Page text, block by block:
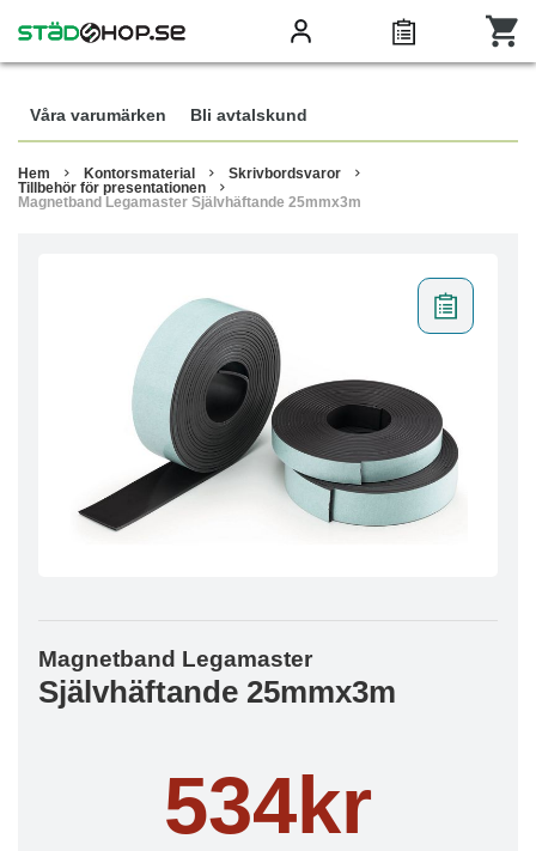
Våra varumärken Bli avtalskund
Hem Kontorsmaterial
Skrivbordsvaror
Tillbehör för presentationen
Magnetband Legamaster Självhäftande 25mmx3m
Magnetband Legamaster
Självhäftande 25mmx3m
534kr